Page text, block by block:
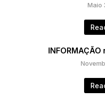
Maio
INFORMAÇÃO